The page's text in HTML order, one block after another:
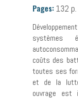
Pages: 132 p.
systèmes
coûts des
toutes ses
et de la
ouvrage est